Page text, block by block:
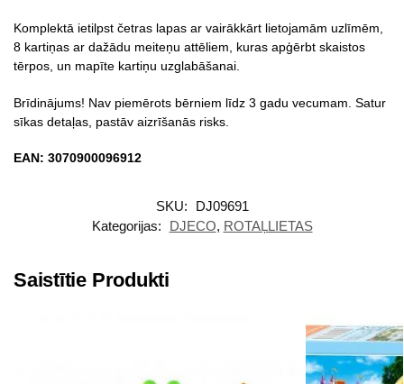
Komplektā ietilpst četras lapas ar vairākkārt lietojamām uzlīmēm,
8 kartiņas ar dažādu meiteņu attēliem, kuras apģērbt skaistos
tērpos, un mapīte kartiņu uzglabāšanai.
Brīdinājums! Nav piemērots bērniem līdz 3 gadu vecumam. Satur
sīkas detaļas, pastāv aizrīšanās risks.
EAN: 3070900096912
SKU:
DJ09691
Kategorijas:
DJECO, ROTAĻLIETAS
Saistītie Produkti